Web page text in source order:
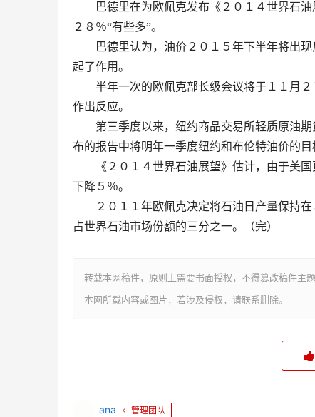
巴德里在为欧佩克发布《２０１４世界石油
２８％“有些多”。
巴德里认为，油价２０１５年下半年将出现
起了作用。
半年一次的欧佩克部长级会议将于１１月２
作出反应。
第三季度以来，纽约商品交易所轻质原油期
布的报告中将明年一季度纽约和布伦特油价的
《２０１４世界石油展望》估计，由于美国
下降５％。
２０１１年欧佩克决定将石油日产量保持
占世界石油市场份额的三分之一。（完）
转载本网稿件，原则上需要书面授权，不得篡改稿件主
本网所载内容或图片，若涉及侵权，请联系删除。
ana 管理团队